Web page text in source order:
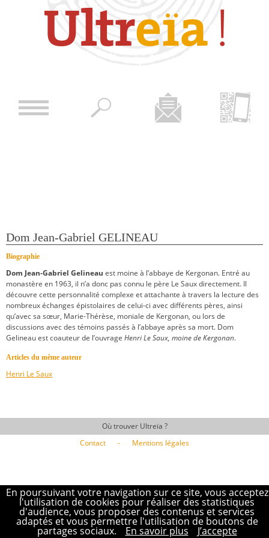
Dom Jean-Gabriel GELINEAU
Biographie
Dom Jean-Gabriel Gelineau est moine à l’abbaye de Kergonan. Entré au
monastère en 1963, il n’a donc pas connu le père Le Saux directement. Il
découvre cette personnalité complexe et attachante à travers la lecture des
nombreux échanges épistolaires de celui-ci avec différents pères, ainsi
qu’avec sa sœur, Marie-Thérèse, moniale de Kergonan, ou lors de
discussions avec des témoins passés à l’abbaye après sa mort. Dom
Gelineau est coauteur de l’ouvrage Henri Le Saux, moine de Kergonan.
Articles du même auteur
Henri Le Saux
Où trouver Ultreïa ?
Contact
- Mentions légales
En poursuivant votre navigation sur ce site, vous acceptez
l'utilisation de cookies pour réaliser des statistiques
d'audience, vous proposer des contenus et services
adaptés et vous permettre l'utilisation de boutons de
partages sociaux. En savoir plus J’accepte